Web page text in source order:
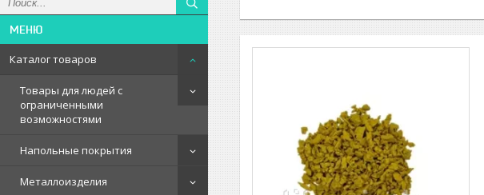
Каталог товаров
Товары для людей с
ограниченными
возможностями
Напольные покрытия
Металлоизделия